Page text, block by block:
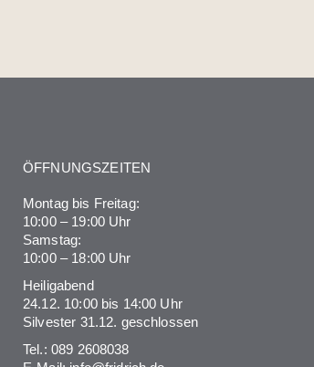
ÖFFNUNGSZEITEN
Montag bis Freitag:
10:00 – 19:00 Uhr
Samstag:
10:00 – 18:00 Uhr
Heiligabend
24.12. 10:00 bis 14:00 Uhr
Silvester 31.12. geschlossen
Tel.: 089 2608038